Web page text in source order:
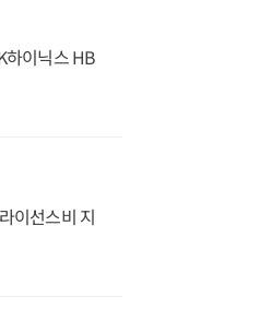
하이닉스 HB
이선스비 지